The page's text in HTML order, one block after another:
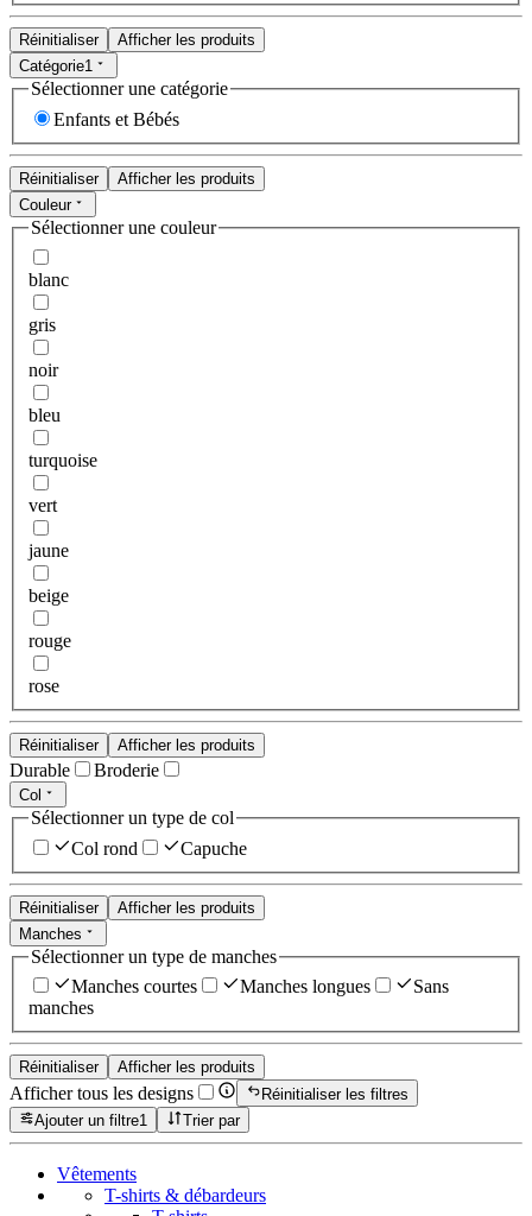
Réinitialiser
Afficher les produits
Catégorie1
Sélectionner une catégorie
Enfants et Bébés
Réinitialiser
Afficher les produits
Couleur
Sélectionner une couleur
blanc
gris
noir
bleu
turquoise
vert
jaune
beige
rouge
rose
Réinitialiser Afficher les produits
Durable Broderie
Col
Sélectionner un type de col
Col rond
Capuche
Réinitialiser
Afficher les produits
Manches
Sélectionner un type de manches
Manches courtes
Manches longues
Sans
manches
Réinitialiser Afficher les produits
Afficher tous les designs
Réinitialiser les filtres
Ajouter un filtre1 Trier par
Vêtements
T-shirts & débardeurs